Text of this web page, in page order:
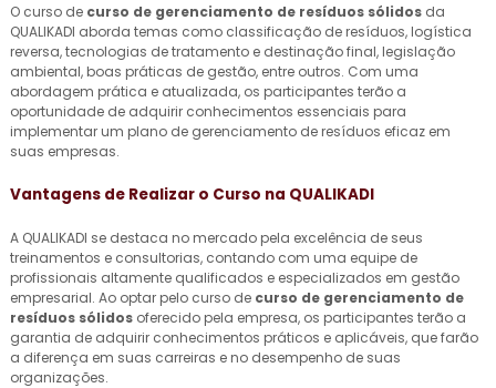
O curso de curso de gerenciamento de resíduos sólidos da
QUALIKADI aborda temas como classificação de resíduos, logística
reversa, tecnologias de tratamento e destinação final, legislação
ambiental, boas práticas de gestão, entre outros. Com uma
abordagem prática e atualizada, os participantes terão a
oportunidade de adquirir conhecimentos essenciais para
implementar um plano de gerenciamento de resíduos eficaz em
suas empresas.
Vantagens de Realizar o Curso na QUALIKADI
A QUALIKADI se destaca no mercado pela excelência de seus
treinamentos e consultorias, contando com uma equipe de
profissionais altamente qualificados e especializados em gestão
empresarial. Ao optar pelo curso de curso de gerenciamento de
resíduos sólidos oferecido pela empresa, os participantes terão a
garantia de adquirir conhecimentos práticos e aplicáveis, que farão
a diferença em suas carreiras e no desempenho de suas
organizações.